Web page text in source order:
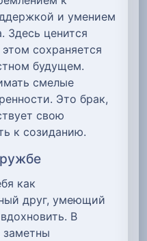
и умением
Здесь ценится
сохраняется
будущем.
смелые
Это брак,
свою
к созиданию.
как
друг, умеющий
В